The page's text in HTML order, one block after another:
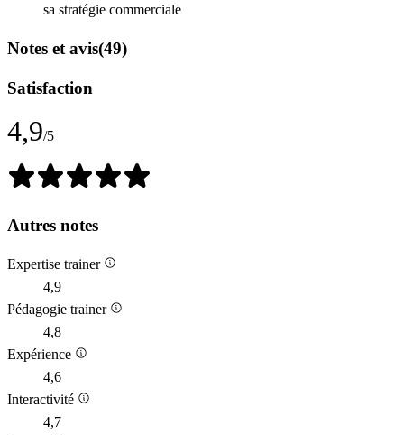
sa stratégie commerciale
Notes et avis(49)
Satisfaction
4,9/5
Autres notes
Expertise trainer
4,9
Pédagogie trainer
4,8
Expérience
4,6
Interactivité
4,7